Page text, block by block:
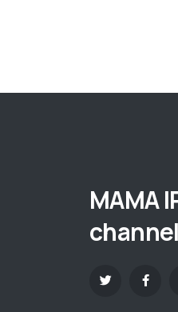
MAMA